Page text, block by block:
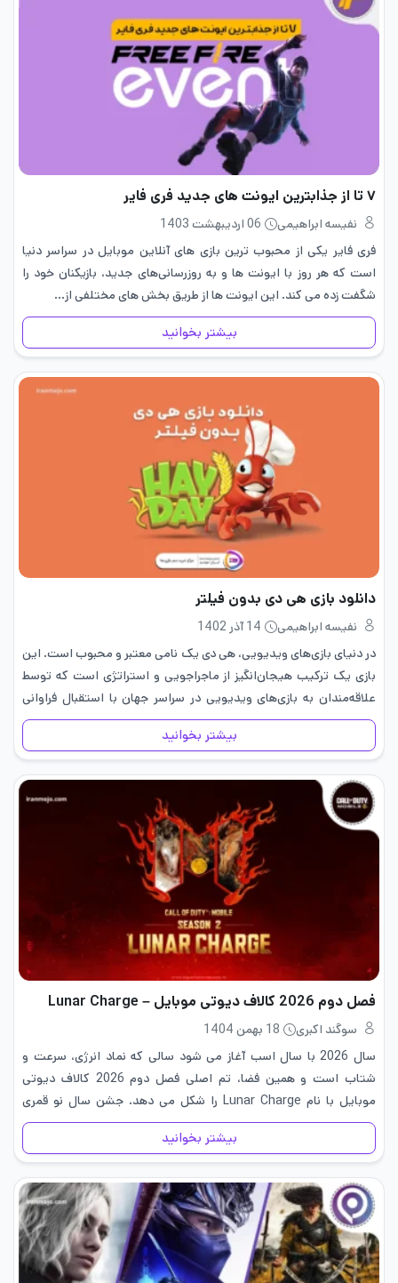
۷ تا از جذابترین ایونت های جدید فری فایر
نفیسه ابراهیمی
06 اردیبهشت 1403
فری فایر یکی از محبوب ‌ترین بازی ‌های آنلاین موبایل در سراسر دنیا
است که هر روز با ایونت‌ ها و به ‌روزرسانی‌های جدید، بازیکنان خود را
شگفت ‌زده می ‌کند. این ایونت ‌ها از طریق بخش ‌های مختلفی از…
بیشتر بخوانید
دانلود بازی هی دی بدون فیلتر
نفیسه ابراهیمی
14 آذر 1402
در دنیای بازی‌های ویدیویی، هی دی یک نامی معتبر و محبوب است. این
بازی یک ترکیب هیجان‌انگیز از ماجراجویی و استراتژی است که توسط
علاقه‌مندان به بازی‌های ویدیویی در سراسر جهان با استقبال فراوانی
مواجه شده است. در این مطلب…
بیشتر بخوانید
فصل دوم 2026 کالاف دیوتی موبایل – Lunar Charge
سوگند اکبری
18 بهمن 1404
سال 2026 با سال اسب آغاز می شود سالی که نماد انرژی، سرعت و
شتاب است و همین فضا، تم اصلی فصل دوم 2026 کالاف دیوتی
موبایل با نام Lunar Charge را شکل می دهد. جشن سال نو قمری
جدید…
بیشتر بخوانید